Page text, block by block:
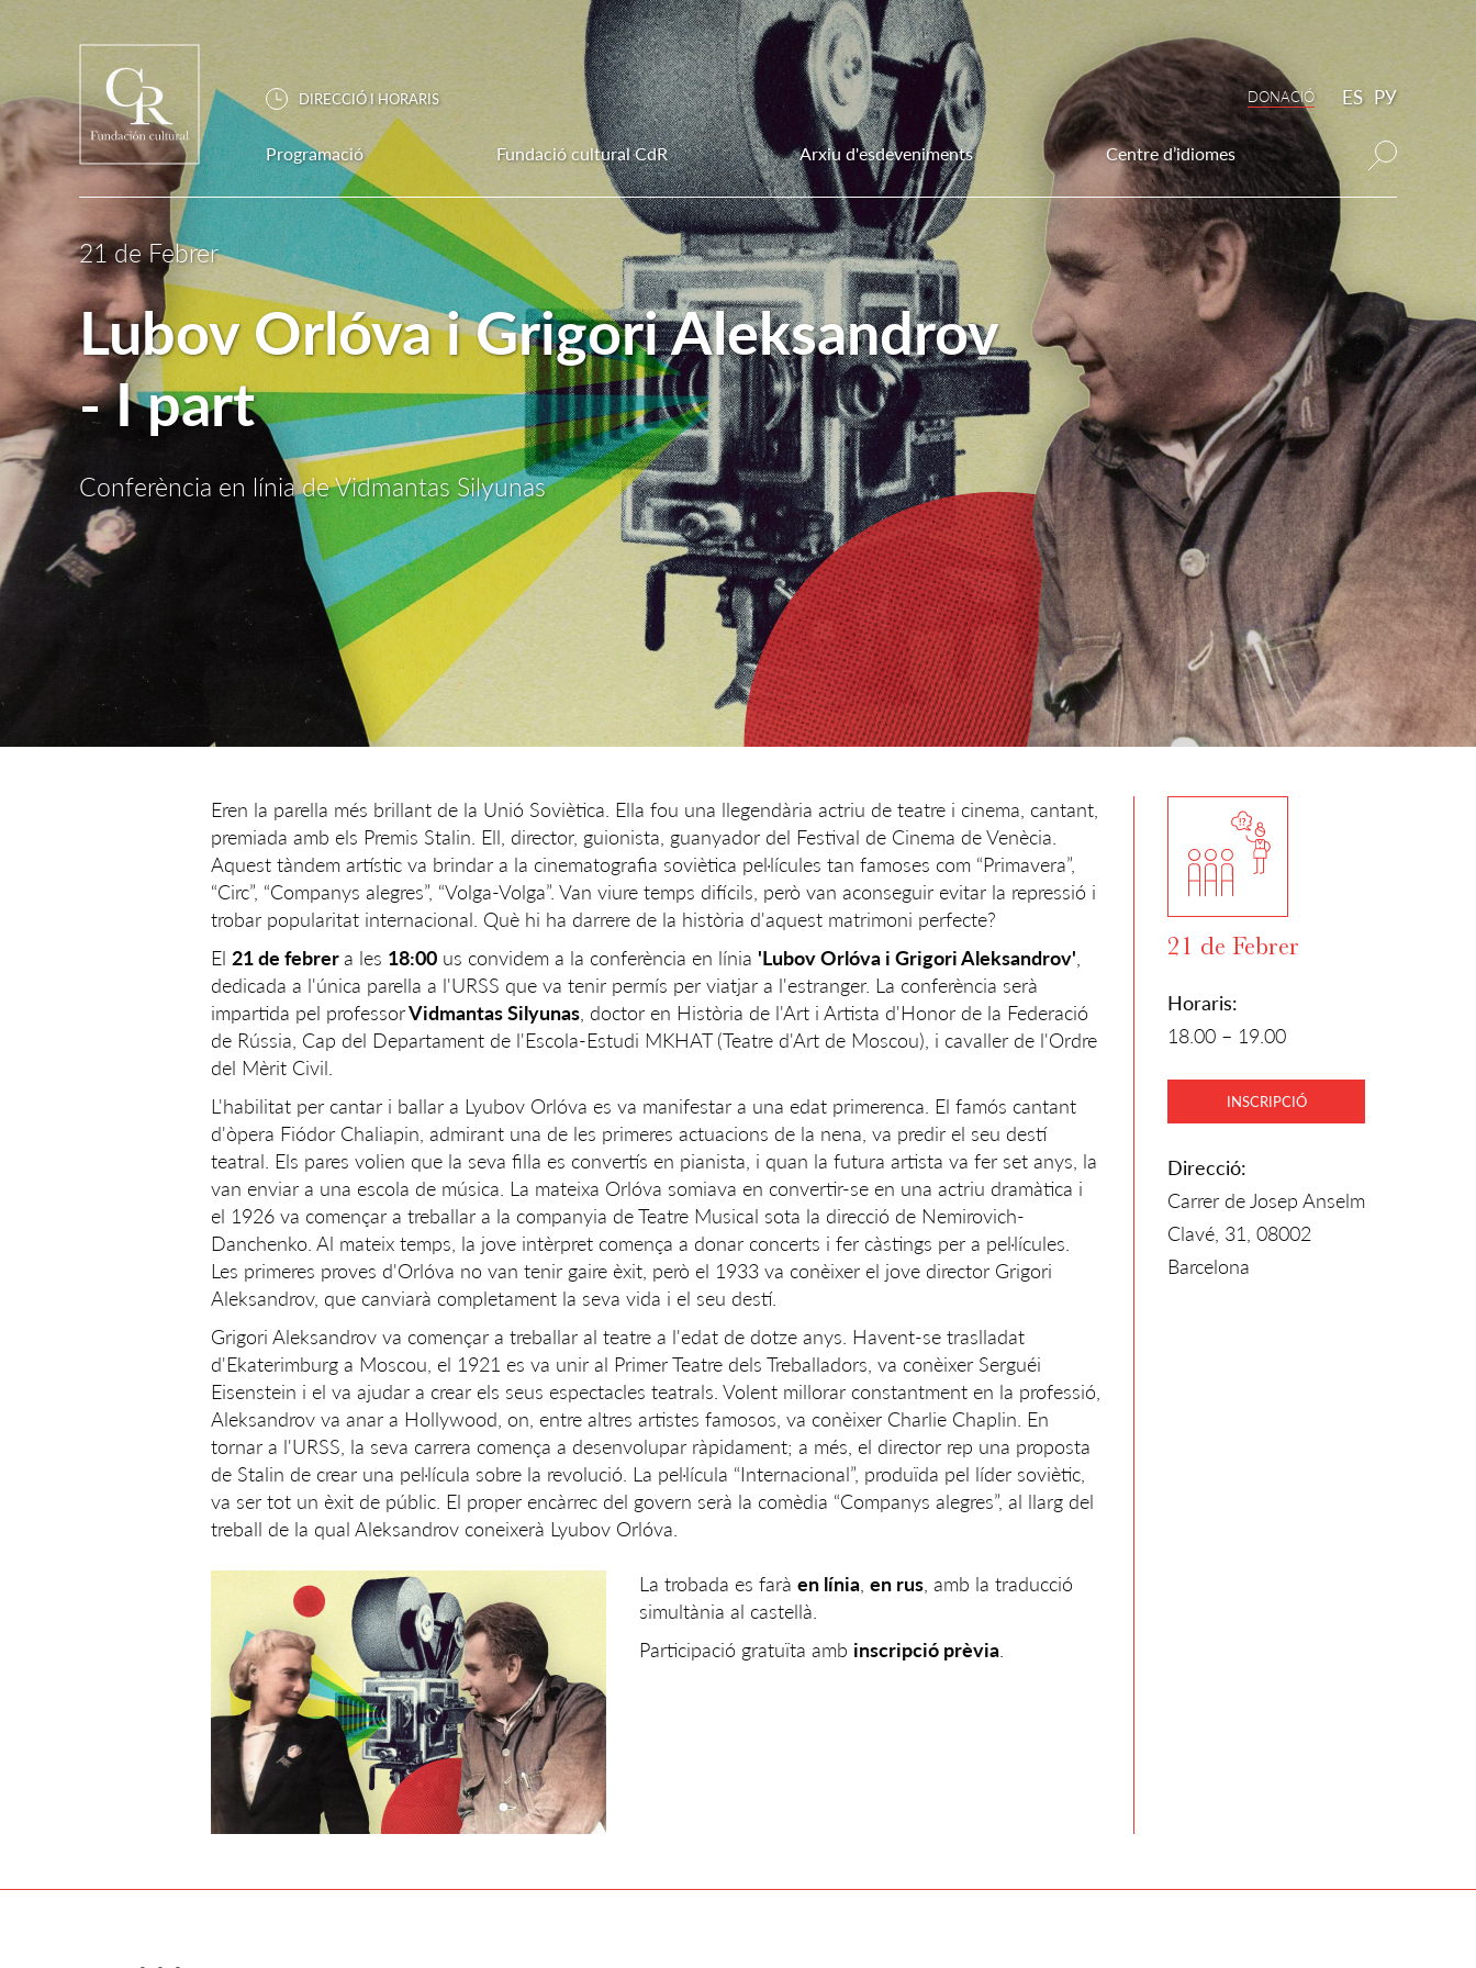
DIRECCIÓ I HORARIS DONAСIÓ ES РУ
Programació Fundació cultural CdR Arxiu d'esdeveniments Centre d’idiomes
21 de Febrer
Lubov Orlóva i Grigori Aleksandrov
- I part
Conferència en línia de Vidmantas Silyunas
Eren la parella més brillant de la Unió Soviètica. Ella fou una llegendària actriu de teatre i cinema, cantant,
premiada amb els Premis Stalin. Ell, director, guionista, guanyador del Festival de Cinema de Venècia.
Aquest tàndem artístic va brindar a la cinematografia soviètica pel·lícules tan famoses com “Primavera”,
“Circ”, “Companys alegres”, “Volga-Volga”. Van viure temps difícils, però van aconseguir evitar la repressió i
trobar popularitat internacional. Què hi ha darrere de la història d'aquest matrimoni perfecte?
El 21 de febrera les 18:00 us convidem a la conferència en línia 'Lubov Orlóva i Grigori Aleksandrov'
dedicada a l'única parella a l'URSS que va tenir permís per viatjar a l'estranger. La conferència serà
impartida pel professorVidmantas Silyunas , doctor en Història de l'Art i Artista d'Honor de la Federació
de Rússia, Cap del Departament de l'Escola-Estudi MKHAT (Teatre d'Art de Moscou), i cavaller de l'Ordre
del Mèrit Civil.
L'habilitat per cantar i ballar a Lyubov Orlóva es va manifestar a una edat primerenca. El famós cantant
d'òpera Fiódor Chaliapin, admirant una de les primeres actuacions de la nena, va predir el seu destí
teatral. Els pares volien que la seva filla es convertís en pianista, i quan la futura artista va fer set anys, la
van enviar a una escola de música. La mateixa Orlóva somiava en convertir-se en una actriu dramàtica i
el 1926 va començar a treballar a la companyia de Teatre Musical sota la direcció de Nemirovich-
Danchenko. Al mateix temps, la jove intèrpret comença a donar concerts i fer càstings per a pel·lícules.
Les primeres proves d'Orlóva no van tenir gaire èxit, però el 1933 va conèixer el jove director Grigori
Aleksandrov, que canviarà completament la seva vida i el seu destí.
Grigori Aleksandrov va començar a treballar al teatre a l'edat de dotze anys. Havent-se traslladat
d'Ekaterimburg a Moscou, el 1921 es va unir al Primer Teatre dels Treballadors, va conèixer Serguéi
Eisenstein i el va ajudar a crear els seus espectacles teatrals. Volent millorar constantment en la professió,
Aleksandrov va anar a Hollywood, on, entre altres artistes famosos, va conèixer Charlie Chaplin. En
tornar a l'URSS, la seva carrera comença a desenvolupar ràpidament; a més, el director rep una proposta
de Stalin de crear una pel·lícula sobre la revolució. La pel·lícula “Internacional”, produïda pel líder soviètic,
va ser tot un èxit de públic. El proper encàrrec del govern serà la comèdia “Companys alegres”, al llarg del
treball de la qual Aleksandrov coneixerà Lyubov Orlóva.
La trobada es farà en línia en rus , amb la traducció
simultània al castellà.
Participació gratuïta amb inscripció prèvia
21 de Febrer
Horaris:
18.00 – 19.00
INSCRIPCIÓ
Direcció:
Carrer de Josep Anselm
Clavé, 31, 08002
Barcelona